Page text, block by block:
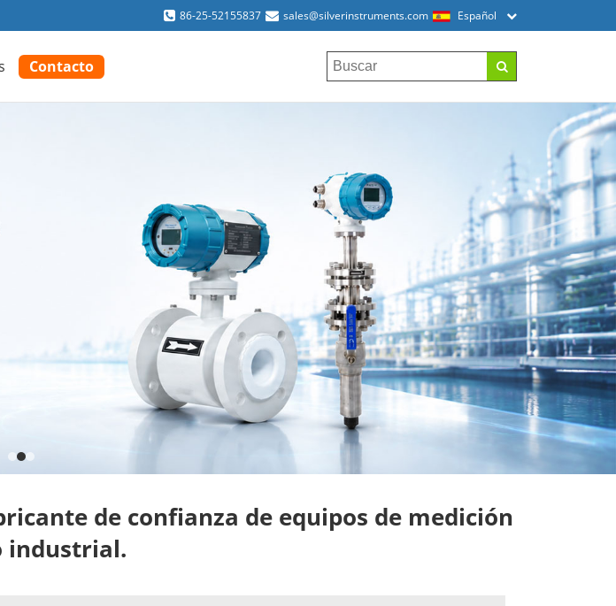
86-25-52155837 sales@silverinstruments.com Español
Contacto
de confianza de equipos de medición
industrial.